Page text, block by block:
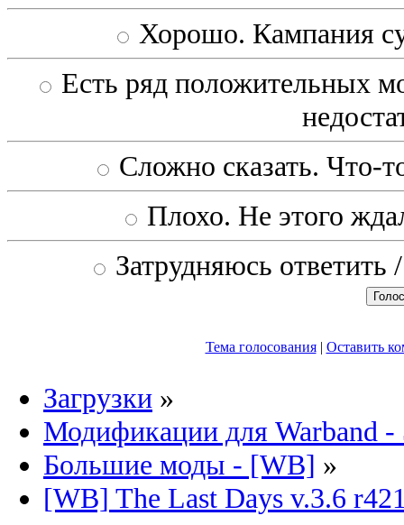
Хорошо. Кампания
Есть ряд положительных
Сложно сказать. Что-
Плохо. Не этого
Затрудняюсь
Тема голосования| Оставить
Загрузки »
Модификации для Warband -
Большие моды - [WB] »
[WB] The Last Days v.3.6